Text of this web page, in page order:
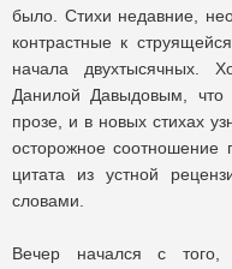
было. Стихи недавние,
контрастные к
начала двухтысячных.
Данилой Давыдовым, что
прозе, и в новых стихах
осторожное соотношение
цитата из устной
словами.
Вечер начался с того,